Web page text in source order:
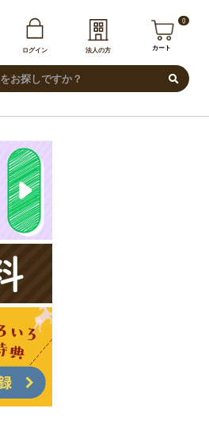
ログイン 法人の方
0
カート